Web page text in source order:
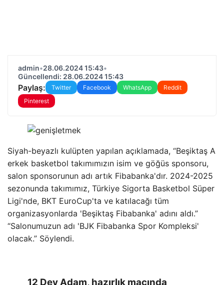
admin•28.06.2024 15:43•
Güncellendi: 28.06.2024 15:43
Paylaş: Twitter Facebook WhatsApp
Reddit
Pinterest
Siyah-beyazlı kulüpten yapılan açıklamada, “Beşiktaş A
erkek basketbol takımımızın isim ve göğüs sponsoru,
salon sponsorunun adı artık Fibabanka'dır. 2024-2025
sezonunda takımımız, Türkiye Sigorta Basketbol Süper
Ligi'nde, BKT EuroCup'ta ve katılacağı tüm
organizasyonlarda 'Beşiktaş Fibabanka' adını aldı.”
“Salonumuzun adı 'BJK Fibabanka Spor Kompleksi'
olacak.” Söylendi.
12 Dev Adam, hazırlık maçında